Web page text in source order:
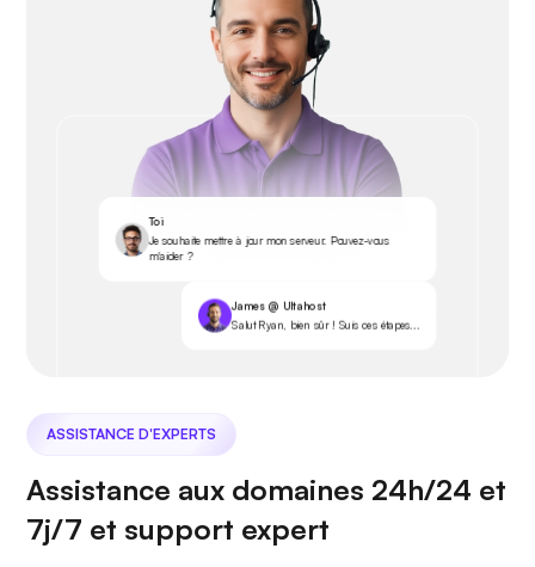
Toi
Je souhaite mettre à jour mon serveur. Pouvez-vous
m'aider ?
James @ Ultahost
Salut Ryan, bien sûr ! Suis ces étapes...
ASSISTANCE D'EXPERTS
Assistance aux domaines 24h/24 et
7j/7 et support expert